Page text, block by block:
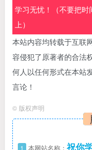
学习无忧！（不要把
上）
本站内容均转载于互联
容侵犯了原著者的合法
何人以任何形式在本站
言论！
© 版权声明
1 本网站名称： 祝你